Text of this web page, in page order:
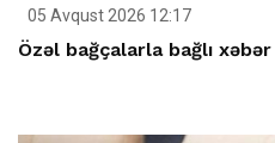
05 Avqust 2026 12:17
Özəl bağçalarla bağlı xəbər